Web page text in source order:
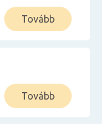
Tovább
Tovább